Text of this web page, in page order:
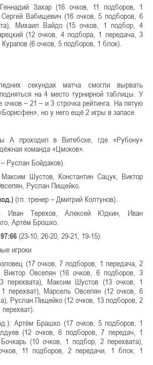
Захар (16 очков, 11 подборов, 1
Вабищевич (16 очков, 5 подборов, 6
Михаил Вайдо (15 очков, 1 подбор, 4
(12 очков, 4 подбора, 1 передача, 3
(6 очков, 5 подборов, 1 блок).
секундах матча смогли вырвать
на 4 место турнирной таблицы. У
очков – 21 – и 3 строчка рейтинга. На пятую
но у него ещё 2 игры в запасе.
А проходил в Витебске, где «Рубону»
команда «Цмоков».
Руслан Бойдаков).
Максим Шустов, Константин Сацук, Виктор
Руслан Пищейко.
(гл. тренер – Дмитрий Колтунов).
Иван Терехов, Алексей Юдкин, Иван
Артём Брошко.
97:66 (23-10, 26-20, 29-21, 19-15).
игроки
(17 очков, 7 подборов, 1 передача, 2
Виктор Овсепян (16 очков, 6 подборов, 3
перехвата), Максим Шустов (13 очков, 1
перехват), Марсель Овсепян (12 очков, 6
Руслан Пищейко (12 очков, 13 подборов, 2
Артём Брашко (17 очков, 5 подборов, 1
(12 очков, 6 подборов, 7 передач, 1
(10 очков, 1 подбор, 2 перехвата),
11 подборов, 2 передачи, 1 блок, 1